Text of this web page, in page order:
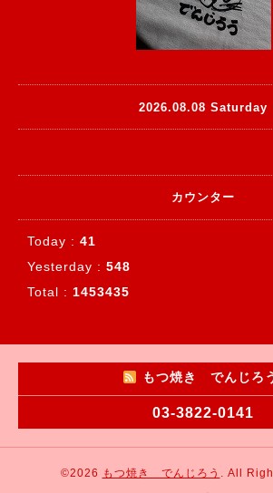
2026.08.08 Saturday
カウンター
Today : 41
Yesterday : 548
Total : 1453435
もつ焼き でんじろ
03-3822-0141
©2026 もつ焼き でんじろう . All